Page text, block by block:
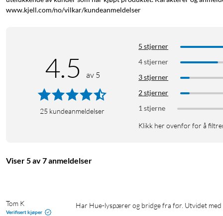
www.kjell.com/no/vilkar/kundeanmeldelser
4.5 av 5
25 kundeanmeldelser
5 stjerner
4 stjerner
3 stjerner
2 stjerner
1 stjerne
Klikk her ovenfor for å
Viser 5 av 7 anmeldelser
Tom K
Verifisert kjøper
Har Hue-lyspærer og bridge fra før. Utvidet